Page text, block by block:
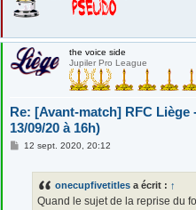
the voice side
Jupiler Pro League
Re: [Avant-match] RFC Liège
13/09/20 à 16h)
M12 sept. 2020, 20:12
onecupfivetitles a écrit : ↑
Quand le sujet de la reprise du